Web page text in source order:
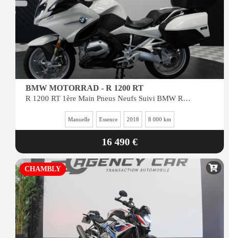
BMW MOTORRAD - R 1200 RT
R 1200 RT 1ère Main Pneus Neufs Suivi BMW Révision récente
Manuelle Essence 2018 8 000 km
16 490 €
CHAMBLY